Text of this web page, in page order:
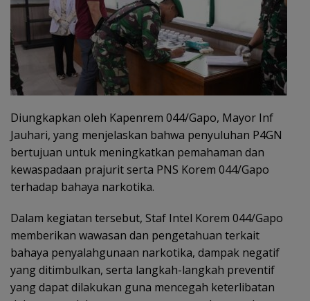
Diungkapkan oleh Kapenrem 044/Gapo, Mayor Inf
Jauhari, yang menjelaskan bahwa penyuluhan P4GN
bertujuan untuk meningkatkan pemahaman dan
kewaspadaan prajurit serta PNS Korem 044/Gapo
terhadap bahaya narkotika.
Dalam kegiatan tersebut, Staf Intel Korem 044/Gapo
memberikan wawasan dan pengetahuan terkait
bahaya penyalahgunaan narkotika, dampak negatif
yang ditimbulkan, serta langkah-langkah preventif
yang dapat dilakukan guna mencegah keterlibatan